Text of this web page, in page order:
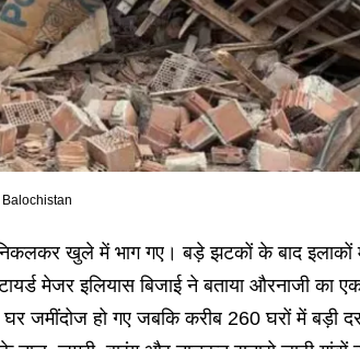
Balochistan
खुले में भाग गए। बड़े झटकों के बाद इलाकों
मेजर इलियास बिजाई ने बताया औरनाजी का एक
हो गए जबकि करीब 260 घरों में बड़ी